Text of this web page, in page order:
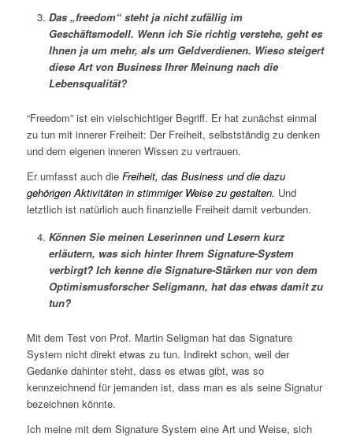
Das „freedom“ steht ja nicht zufällig im
Geschäftsmodell. Wenn ich Sie richtig verstehe, geht es
Ihnen ja um mehr, als um Geldverdienen. Wieso steigert
diese Art von Business Ihrer Meinung nach die
Lebensqualität?
“Freedom” ist ein vielschichtiger Begriff. Er hat zunächst einmal
zu tun mit innerer Freiheit: Der Freiheit, selbstständig zu denken
und dem eigenen inneren Wissen zu vertrauen.
Er umfasst auch die Freiheit, das Business und die dazu
gehörigen Aktivitäten in stimmiger Weise zu gestalten. Und
letztlich ist natürlich auch finanzielle Freiheit damit verbunden.
Können Sie meinen Leserinnen und Lesern kurz
erläutern, was sich hinter Ihrem Signature-System
verbirgt? Ich kenne die Signature-Stärken nur von dem
Optimismusforscher Seligmann, hat das etwas damit zu
tun?
Mit dem Test von Prof. Martin Seligman hat das Signature
System nicht direkt etwas zu tun. Indirekt schon, weil der
Gedanke dahinter steht, dass es etwas gibt, was so
kennzeichnend für jemanden ist, dass man es als seine Signatur
bezeichnen könnte.
Ich meine mit dem Signature System eine Art und Weise, sich